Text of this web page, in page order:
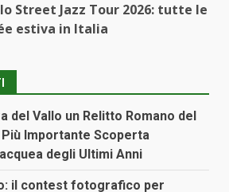
Street Jazz Tour 2026: tutte le
estiva in Italia
del Vallo un Relitto Romano del
Più Importante Scoperta
degli Ultimi Anni
il contest fotografico per